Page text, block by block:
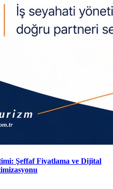
Şeffaf Fiyatlama ve Dijital